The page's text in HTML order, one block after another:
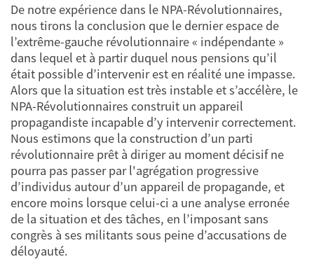
De notre expérience dans le NPA-Révolutionnaires,
nous tirons la conclusion que le dernier espace de
l’extrême-gauche révolutionnaire « indépendante »
dans lequel et à partir duquel nous pensions qu’il
était possible d’intervenir est en réalité une impasse.
Alors que la situation est très instable et s’accélère, le
NPA-Révolutionnaires construit un appareil
propagandiste incapable d’y intervenir correctement.
Nous estimons que la construction d’un parti
révolutionnaire prêt à diriger au moment décisif ne
pourra pas passer par l'agrégation progressive
d’individus autour d’un appareil de propagande, et
encore moins lorsque celui-ci a une analyse erronée
de la situation et des tâches, en l’imposant sans
congrès à ses militants sous peine d’accusations de
déloyauté.